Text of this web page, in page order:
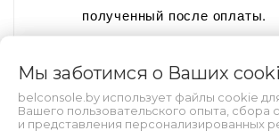
полученный после оплаты.
(почта и пароль), если не
создание.
Оставаться на связи
Мы заботимся о Ваших
belconsole.by использует файлы cookie
Вашего пользовательского опыта, сбора
и представления персонализированных